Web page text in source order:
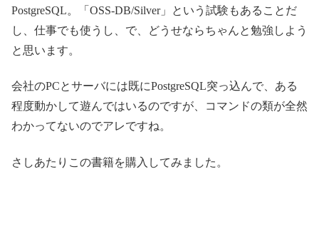
PostgreSQL。「OSS-DB/Silver」という試験もあることだ
し、仕事でも使うし、で、どうせならちゃんと勉強しよう
と思います。
会社のPCとサーバには既にPostgreSQL突っ込んで、ある
程度動かして遊んではいるのですが、コマンドの類が全然
わかってないのでアレですね。
さしあたりこの書籍を購入してみました。